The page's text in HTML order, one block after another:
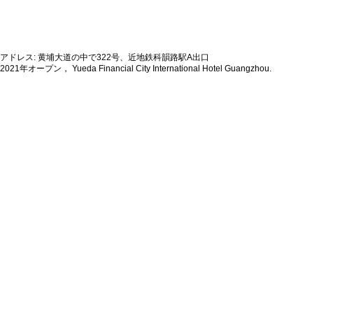
アドレス: 黄埔大道の中で322号、近地鉄科韻路駅A出口
2021年オープン， Yueda Financial City International Hotel Guangzhou.